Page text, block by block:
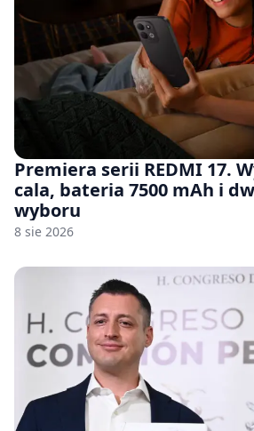
Premiera serii REDMI 17.
cala, bateria 7500 mAh i
wyboru
8 sie 2026